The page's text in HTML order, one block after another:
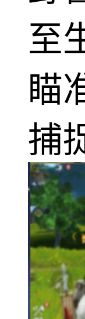
至
瞄
捕